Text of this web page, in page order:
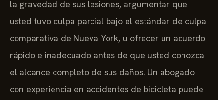
la gravedad de sus lesiones, argumentar que
usted tuvo culpa parcial bajo el estándar de culpa
comparativa de Nueva York, u ofrecer un acuerdo
rápido e inadecuado antes de que usted conozca
el alcance completo de sus daños. Un abogado
con experiencia en accidentes de bicicleta puede